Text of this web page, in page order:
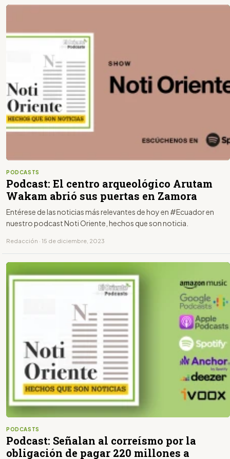
PODCASTS
Podcast: El centro arqueológico Arutam
Wakam abrió sus puertas en Zamora
Entérese de las noticias más relevantes de hoy en #Ecuador en
nuestro podcast Noti Oriente, hechos que son noticia.
Redacción · 15 de diciembre, 2023
PODCASTS
Podcast: Señalan al correísmo por la
obligación de pagar 220 millones a